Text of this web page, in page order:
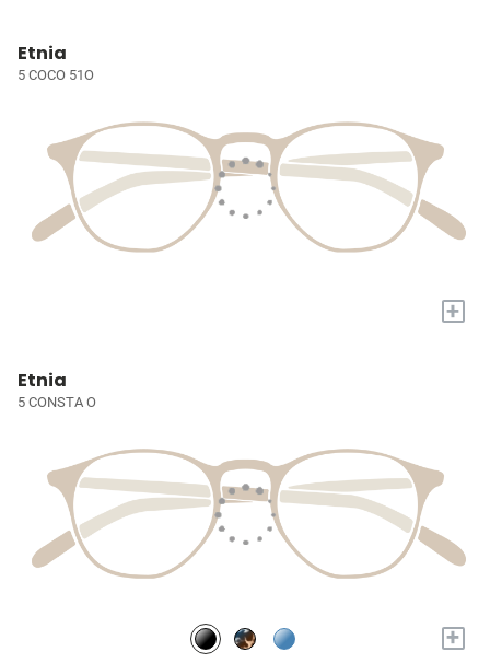
Etnia
5 COCO 51O
+
Etnia
5 CONSTA O
+